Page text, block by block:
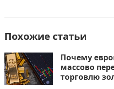
Похожие статьи
Почему
массово
торговлю